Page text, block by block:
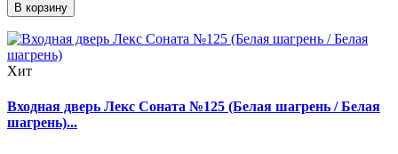
В корзину
Хит
Входная дверь Лекс Соната №125 (Белая шагрень / Белая
шагрень)...